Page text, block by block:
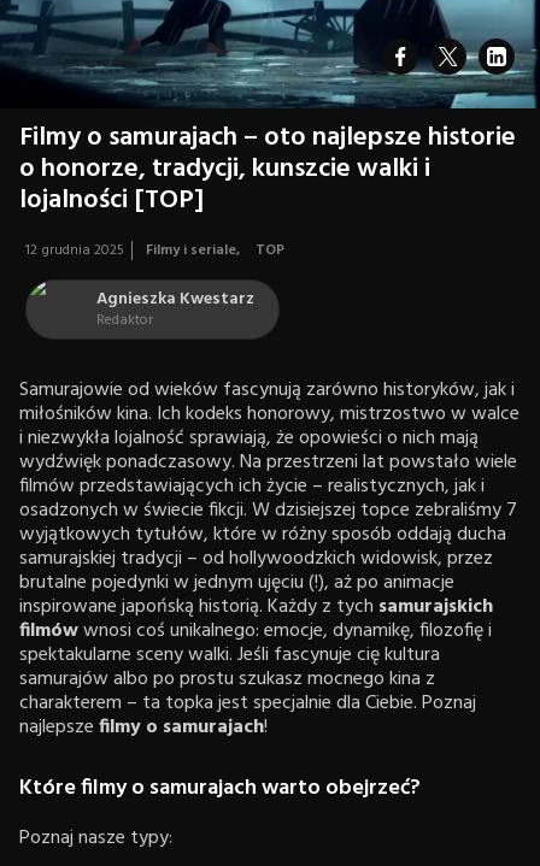
Filmy o samurajach – oto najlepsze historie
o honorze, tradycji, kunszcie walki i
lojalności [TOP]
12 grudnia 2025 Filmy i seriale, TOP
Agnieszka Kwestarz
Redaktor
Samurajowie od wieków fascynują zarówno historyków, jak i
miłośników kina. Ich kodeks honorowy, mistrzostwo w walce
i niezwykła lojalność sprawiają, że opowieści o nich mają
wydźwięk ponadczasowy. Na przestrzeni lat powstało wiele
filmów przedstawiających ich życie – realistycznych, jak i
osadzonych w świecie fikcji. W dzisiejszej topce zebraliśmy 7
wyjątkowych tytułów, które w różny sposób oddają ducha
samurajskiej tradycji – od hollywoodzkich widowisk, przez
brutalne pojedynki w jednym ujęciu (!), aż po animacje
inspirowane japońską historią. Każdy z tych samurajskich
filmówwnosi coś unikalnego: emocje, dynamikę, filozofię i
spektakularne sceny walki. Jeśli fascynuje cię kultura
samurajów albo po prostu szukasz mocnego kina z
charakterem – ta topka jest specjalnie dla Ciebie. Poznaj
najlepszefilmy o samurajach!
Które filmy o samurajach warto obejrzeć?
Poznaj nasze typy: